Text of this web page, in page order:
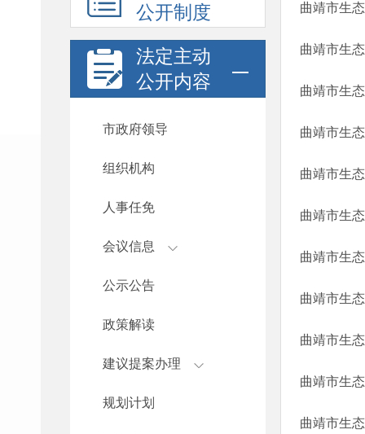
公开制度
法定主动
公开内容
市政府领导
组织机构
人事任免
会议信息
公示公告
政策解读
建议提案办理
规划计划
曲靖市生
曲靖市生
曲靖市生
曲靖市生
曲靖市生
曲靖市生
曲靖市生
曲靖市生
曲靖市生
曲靖市生
曲靖市生